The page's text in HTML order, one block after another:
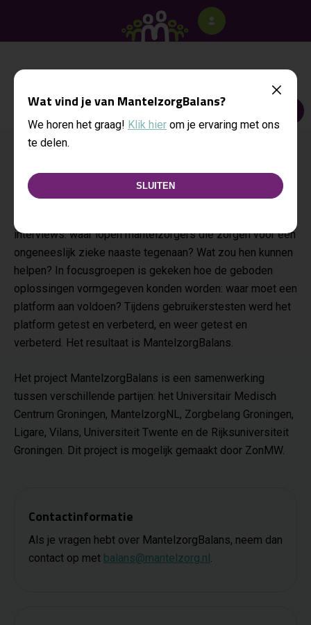
Het platform MantelzorgBalans is gemaakt samen met
interviews: waar lopen mantelzorgers die zorgen voor een
ongeneeslijk zieke naaste tegenaan? Wat zou hen kunnen
helpen? In focusgroepen is gekeken hoe de geboden
oplossingen vormgegeven konden worden: waar moet een
platform aan voldoen? Tijdens gebruikerstesten werd het
platform getest en verbeterd, en weer getest en
verbeterd. Het resultaat is MantelzorgBalans.
Het project MantelzorgBalans is een samenwerking
tussen verschillende partijen: het Universitair Medisch
Centrum Groningen, MantelzorgNL, Zorgbelang Groningen,
Ligare, Vilans, Universiteit Twente en de Rijksuniversiteit
Groningen. Dit project is mogelijk gemaakt door ZonMW.
Contactinformatie
Als je vragen hebt over MantelzorgBalans, neem dan
contact op met balans@mantelzorg.nl.
Wat vind je van MantelzorgBalans?
We horen het graag! Klik hier om je ervaring met ons
te delen.
SLUITEN